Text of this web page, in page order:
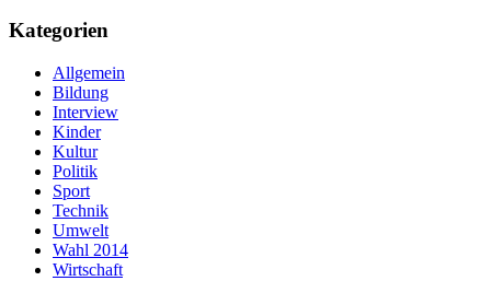
Kategorien
Allgemein
Bildung
Interview
Kinder
Kultur
Politik
Sport
Technik
Umwelt
Wahl 2014
Wirtschaft